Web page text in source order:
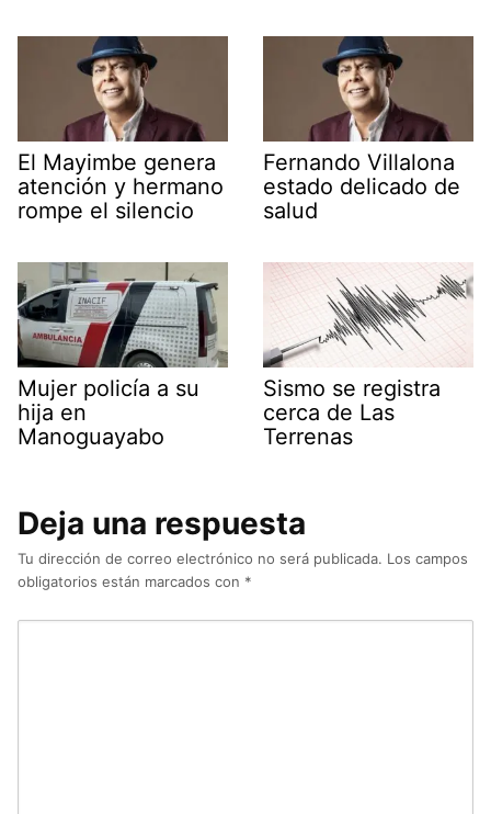
El Mayimbe genera
atención y hermano
rompe el silencio
Fernando Villalona
estado delicado de
salud
Mujer policía a su
hija en
Manoguayabo
Sismo se registra
cerca de Las
Terrenas
Deja una respuesta
Tu dirección de correo electrónico no será publicada. Los campos
obligatorios están marcados con *